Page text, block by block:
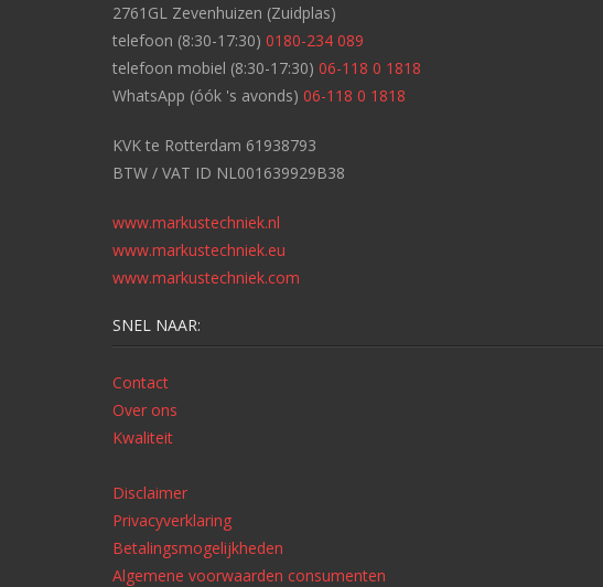
2761GL Zevenhuizen (Zuidplas)
telefoon (8:30-17:30) 0180-234 089
telefoon mobiel (8:30-17:30) 06-118 0 1818
WhatsApp (óók 's avonds) 06-118 0 1818
KVK te Rotterdam 61938793
BTW / VAT ID NL001639929B38
www.markustechniek.nl
www.markustechniek.eu
www.markustechniek.com
SNEL NAAR:
Contact
Over ons
Kwaliteit
Disclaimer
Privacyverklaring
Betalingsmogelijkheden
Algemene voorwaarden consumenten